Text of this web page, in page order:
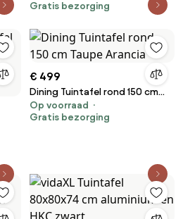
Gratis bezorging
€ 499
Dining Tuintafel rond 150 cm
Taupe Arancia
Op voorraad
Gratis bezorging